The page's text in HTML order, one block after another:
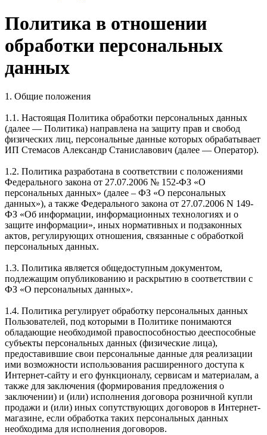
Политика в отношении
обработки персональных
данных
1. Общие положения
1.1. Настоящая Политика обработки персональных данных
(далее — Политика) направлена на защиту прав и свобод
физических лиц, персональные данные которых обрабатывает
ИП Стемасов Александр Станиславович (далее — Оператор).
1.2. Политика разработана в соответствии с положениями
Федерального закона от 27.07.2006 № 152-ФЗ «О
персональных данных» (далее – ФЗ «О персональных
данных»), а также Федерального закона от 27.07.2006 N 149-
ФЗ «Об информации, информационных технологиях и о
защите информации», иных нормативных и подзаконных
актов, регулирующих отношения, связанные с обработкой
персональных данных.
1.3. Политика является общедоступным документом,
подлежащим опубликованию и раскрытию в соответствии с
ФЗ «О персональных данных».
1.4. Политика регулирует обработку персональных данных
Пользователей, под которыми в Политике понимаются
обладающие необходимой правоспособностью дееспособные
субъекты персональных данных (физические лица),
предоставившие свои персональные данные для реализации
ими возможности использования расширенного доступа к
Интернет-сайту и его функционалу, сервисам и материалам, а
также для заключения (формирования предложения о
заключении) и (или) исполнения договора розничной купли
продажи и (или) иных сопутствующих договоров в Интернет-
магазине, если обработка таких персональных данных
необходима для исполнения договоров.